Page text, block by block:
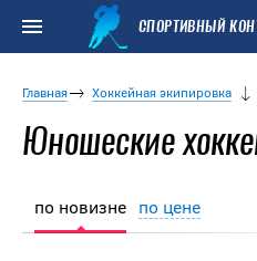
СПОРТИВНЫЙ
Главная Хоккейная экипировка
Юношеские
по новизне по цене